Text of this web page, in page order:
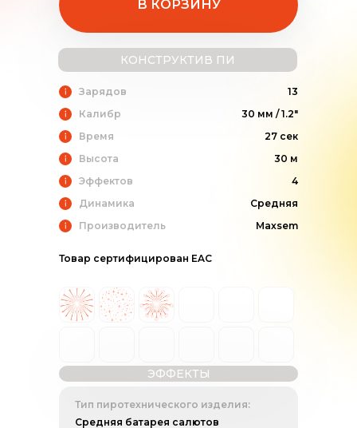
Тип пиротехнического изделия:
Средняя батарея салютов
Время
Зарядов
13
Калибр
30 мм / 1.2"
27 сек
Высота
30 м
Эффектов
Товар сертифицирован EAC
Динамика Средняя
Производитель Maxsem
В КОРЗИНУ
4
КОНСТРУКТИВ ПИ
ЭФФЕКТЫ